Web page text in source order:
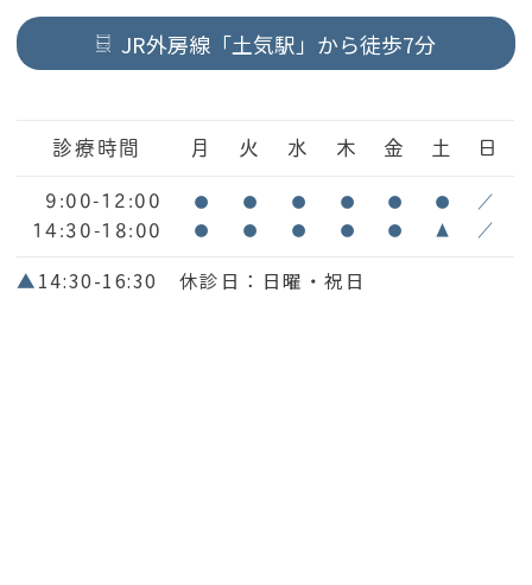
JR外房線「土気駅」から徒歩7分
診療時間 月 火 水 木 金 土 日
9:00-12:00 ● ● ● ● ● ● ／
14:30-18:00 ● ● ● ● ● ▲ ／
▲14:30-16:30 休診日：日曜・祝日